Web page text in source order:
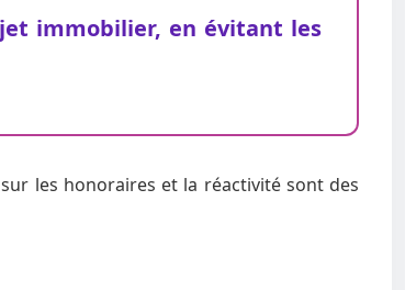
immobilier, en évitant les
les honoraires et la réactivité sont des